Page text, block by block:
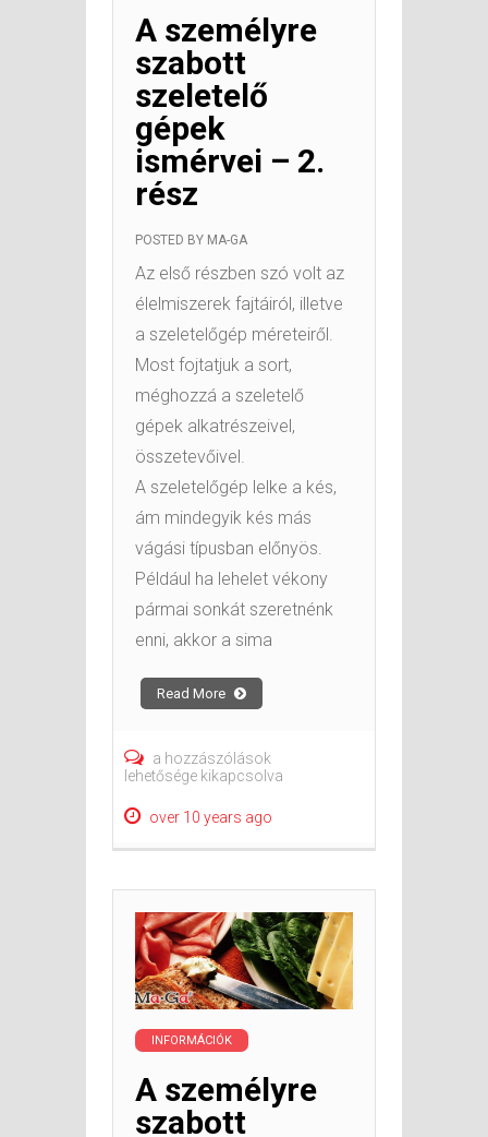
A személyre
szabott
szeletelő
gépek
ismérvei – 2.
rész
POSTED BY MA-GA
Az első részben szó volt az
élelmiszerek fajtáiról, illetve
a szeletelőgép méreteiről.
Most fojtatjuk a sort,
méghozzá a szeletelő
gépek alkatrészeivel,
összetevőivel.
A szeletelőgép lelke a kés,
ám mindegyik kés más
vágási típusban előnyös.
Például ha lehelet vékony
pármai sonkát szeretnénk
enni, akkor a sima
Read More
A
személyre
szabott
szeletelő
gépek
rész
bejegyzéshez
a hozzászólások
lehetősége kikapcsolva
over 10 years ago
INFORMÁCIÓK
A személyre
szabott